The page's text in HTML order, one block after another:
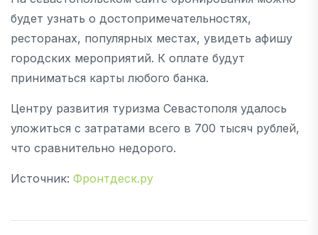
будет узнать о достопримечательностях,
ресторанах, популярных местах, увидеть афишу
городских мероприятий. К оплате будут
приниматься карты любого банка.
Центру развития туризма Севастополя удалось
уложиться с затратами всего в 700 тысяч рублей,
что сравнительно недорого.
Источник: Фронтдеск.ру